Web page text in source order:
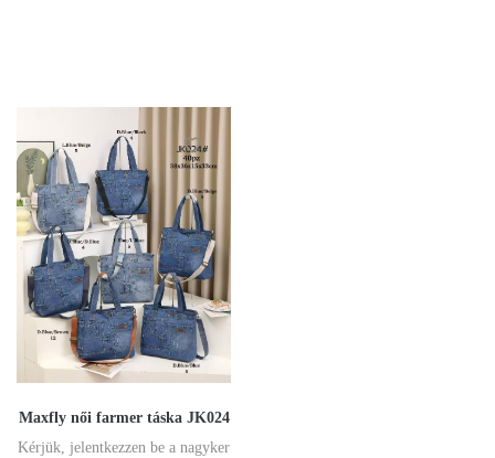
Maxfly női farmer táska JK024
Kérjük, jelentkezzen be a nagyker